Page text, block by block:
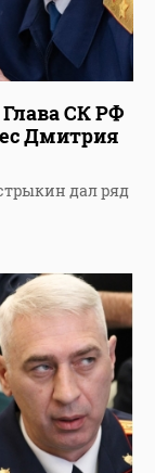
СК РФ
Дмитрия
дал ряд